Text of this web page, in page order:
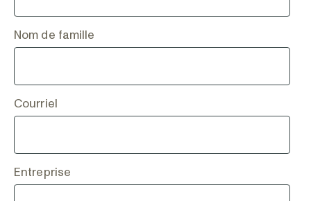
Nom de famille
Courriel
Entreprise